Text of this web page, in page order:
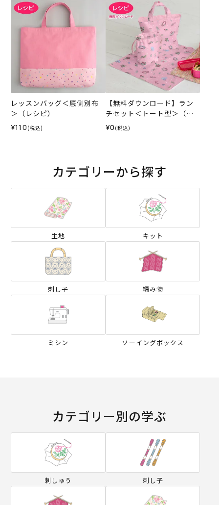
レッスンバッグ＜底側別布
＞（レシピ）
¥110 (税込)
【無料ダウンロード】ラン
チセット＜トート型＞（レ
シピ）
¥0 (税込)
カテゴリーから探す
生地 キット
刺し子 編み物
ミシン ソーイングボックス
カテゴリー別の学ぶ
刺しゅう 刺し子